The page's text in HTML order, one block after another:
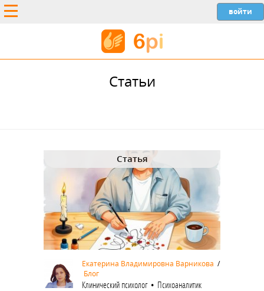
Статьи
Статья
Екатерина Владимировна Варникова /
Блог
Клинический психолог • Психоаналитик